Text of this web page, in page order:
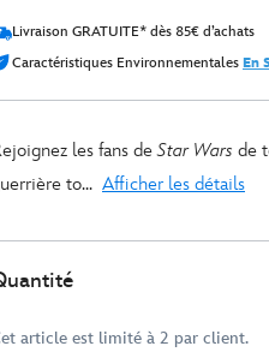
Livraison GRATUITE* dès 85€ d’achats
Caractéristiques Environnementales En
les fans deStar Wars de
to... Afficher les détails
article est limité à 2 par client.